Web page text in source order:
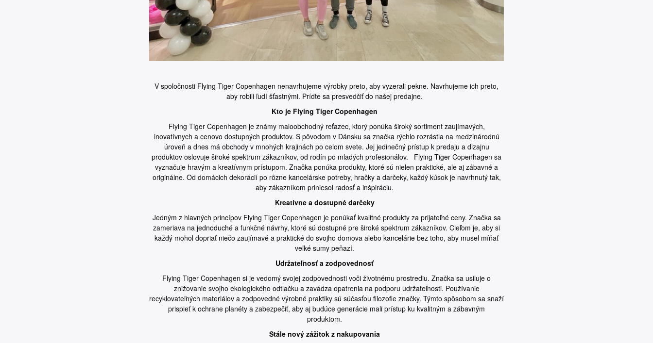
V spoločnosti Flying Tiger Copenhagen nenavrhujeme výrobky preto, aby vyzerali pekne. Navrhujeme ich preto,
aby robili ľudí šťastnými. Príďte sa presvedčiť do našej predajne.
Kto je Flying Tiger Copenhagen
Flying Tiger Copenhagen je známy maloobchodný reťazec, ktorý ponúka široký sortiment zaujímavých,
inovatívnych a cenovo dostupných produktov. S pôvodom v Dánsku sa značka rýchlo rozrástla na medzinárodnú
úroveň a dnes má obchody v mnohých krajinách po celom svete. Jej jedinečný prístup k predaju a dizajnu
produktov oslovuje široké spektrum zákazníkov, od rodín po mladých profesionálov. Flying Tiger Copenhagen sa
vyznačuje hravým a kreatívnym prístupom. Značka ponúka produkty, ktoré sú nielen praktické, ale aj zábavné a
originálne. Od domácich dekorácií po rôzne kancelárske potreby, hračky a darčeky, každý kúsok je navrhnutý tak,
aby zákazníkom priniesol radosť a inšpiráciu.
Kreatívne a dostupné darčeky
Jedným z hlavných princípov Flying Tiger Copenhagen je ponúkať kvalitné produkty za prijateľné ceny. Značka sa
zameriava na jednoduché a funkčné návrhy, ktoré sú dostupné pre široké spektrum zákazníkov. Cieľom je, aby si
každý mohol dopriať niečo zaujímavé a praktické do svojho domova alebo kancelárie bez toho, aby musel míňať
veľké sumy peňazí.
Udržateľnosť a zodpovednosť
Flying Tiger Copenhagen si je vedomý svojej zodpovednosti voči životnému prostrediu. Značka sa usiluje o
znižovanie svojho ekologického odtlačku a zavádza opatrenia na podporu udržateľnosti. Používanie
recyklovateľných materiálov a zodpovedné výrobné praktiky sú súčasťou filozofie značky. Týmto spôsobom sa snaží
prispieť k ochrane planéty a zabezpečiť, aby aj budúce generácie mali prístup ku kvalitným a zábavným
produktom.
Stále nový zážitok z nakupovania